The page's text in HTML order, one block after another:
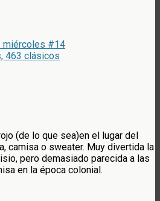
miércoles #14
463 clásicos
(de lo que sea)en el lugar del
camisa o sweater. Muy divertida la
pero demasiado parecida a las
en la época colonial.